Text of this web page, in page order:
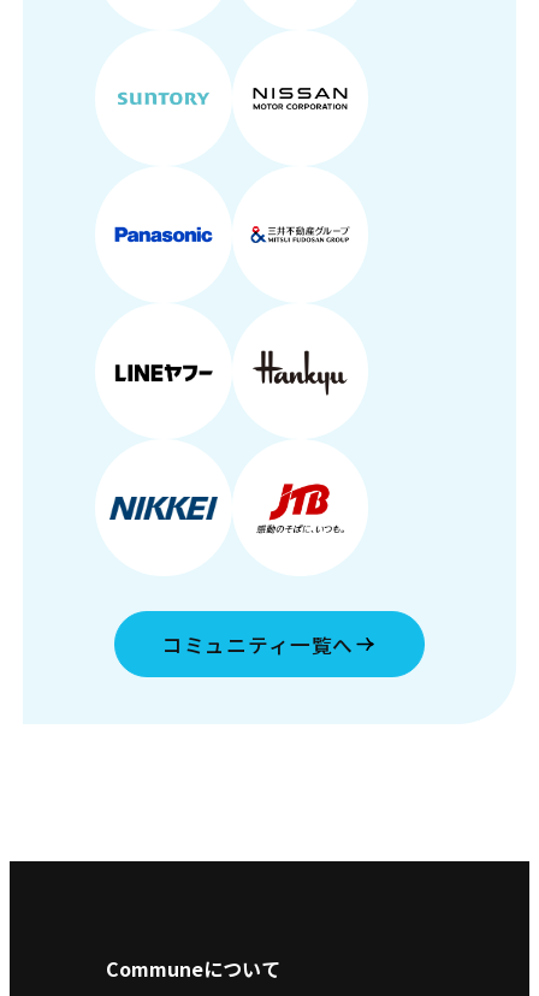
コミュニティ一覧へ
Communeについて